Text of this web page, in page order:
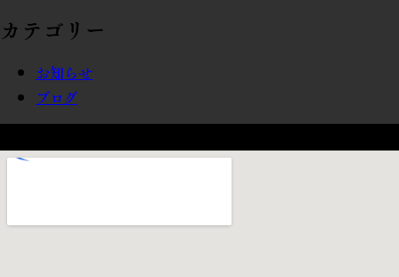
カテゴリー
お知らせ
ブログ